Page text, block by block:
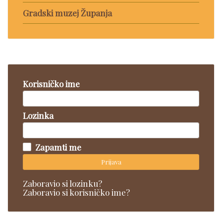
Gradski muzej Županja
Korisničko ime
Lozinka
Zapamti me
Prijava
Zaboravio si lozinku?
Zaboravio si korisničko ime?